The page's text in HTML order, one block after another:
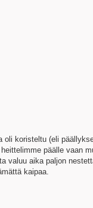
oli koristeltu (eli
päälle vaan
valuu aika paljon
kaipaa.